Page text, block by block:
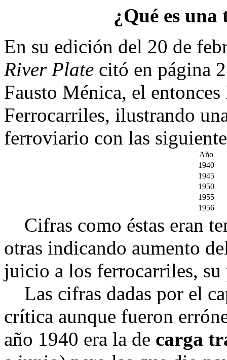
¿Qué es una
En su edición del 20 de
River Plate citó en página
Fausto Ménica, el
Ferrocarriles, ilustrando
ferroviario con las
Año
1940
1945
1950
1955
1956
Cifras como éstas eran
otras indicando aumento
juicio a los ferrocarriles, su
Las cifras dadas por el
crítica aunque fueron
año 1940 era la de carga